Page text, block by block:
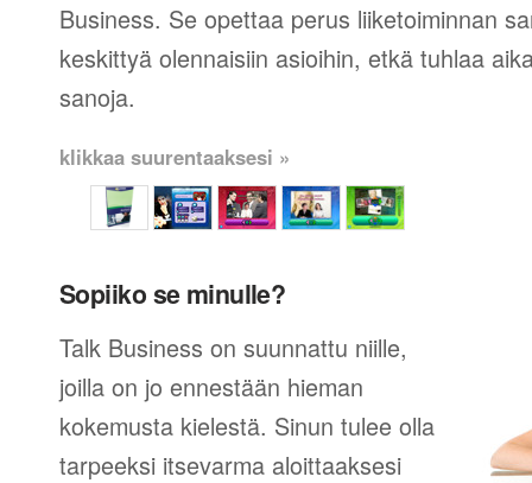
Business. Se opettaa perus liiketoiminnan
keskittyä olennaisiin asioihin, etkä tuhlaa
sanoja.
klikkaa suurentaaksesi »
Sopiiko se minulle?
Talk Business on suunnattu niille,
joilla on jo ennestään hieman
kokemusta kielestä. Sinun tulee olla
tarpeeksi itsevarma aloittaaksesi